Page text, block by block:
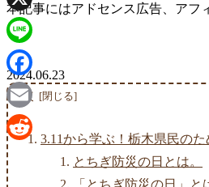
本記事にはアドセンス広告、アフ
2024.06.23
目次
3.11から学ぶ！栃木県民の
とちぎ防災の日とは。
「とちぎ防災の日」と
X
Line
Facebook
Email
Reddit